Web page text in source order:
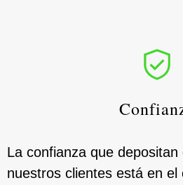
La confianza que
nuestros clientes está en